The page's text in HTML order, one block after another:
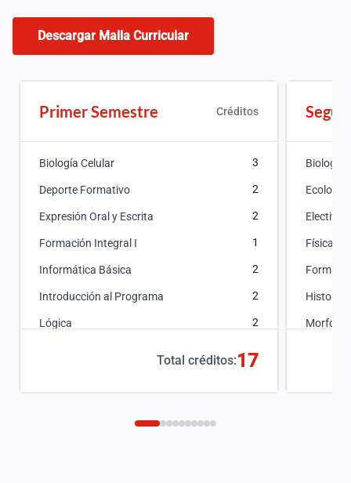
Descargar Malla Curricular
Primer Semestre Créditos
Biología Celular 3
Deporte Formativo 2
Expresión Oral y Escrita 2
Formación Integral I 1
Informática Básica 2
Introducción al Programa 2
Lógica 2
Total créditos:17
Biología
Ecología
Electiva
Física